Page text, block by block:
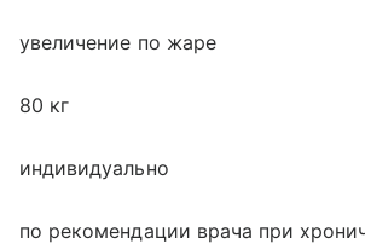
увеличение по жаре
80 кг
индивидуально
по рекомендации врача при